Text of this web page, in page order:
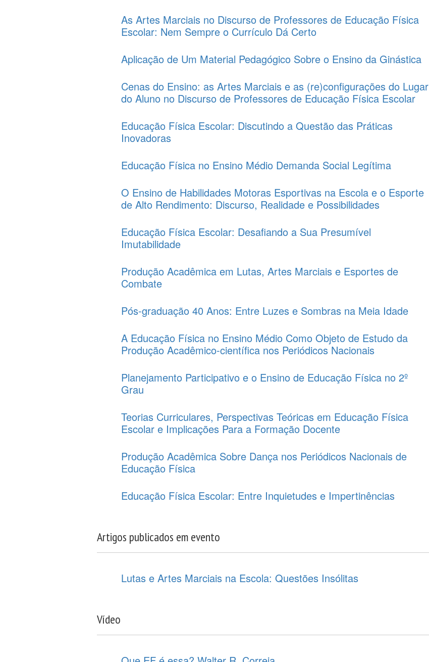
As Artes Marciais no Discurso de Professores de Educação Física
Escolar: Nem Sempre o Currículo Dá Certo
Aplicação de Um Material Pedagógico Sobre o Ensino da Ginástica
Cenas do Ensino: as Artes Marciais e as (re)configurações do Lugar
do Aluno no Discurso de Professores de Educação Física Escolar
Educação Física Escolar: Discutindo a Questão das Práticas
Inovadoras
Educação Física no Ensino Médio Demanda Social Legítima
O Ensino de Habilidades Motoras Esportivas na Escola e o Esporte
de Alto Rendimento: Discurso, Realidade e Possibilidades
Educação Física Escolar: Desafiando a Sua Presumível
Imutabilidade
Produção Acadêmica em Lutas, Artes Marciais e Esportes de
Combate
Pós-graduação 40 Anos: Entre Luzes e Sombras na Meia Idade
A Educação Física no Ensino Médio Como Objeto de Estudo da
Produção Acadêmico-científica nos Periódicos Nacionais
Planejamento Participativo e o Ensino de Educação Física no 2º
Grau
Teorias Curriculares, Perspectivas Teóricas em Educação Física
Escolar e Implicações Para a Formação Docente
Produção Acadêmica Sobre Dança nos Periódicos Nacionais de
Educação Física
Educação Física Escolar: Entre Inquietudes e Impertinências
Artigos publicados em evento
Lutas e Artes Marciais na Escola: Questões Insólitas
Vídeo